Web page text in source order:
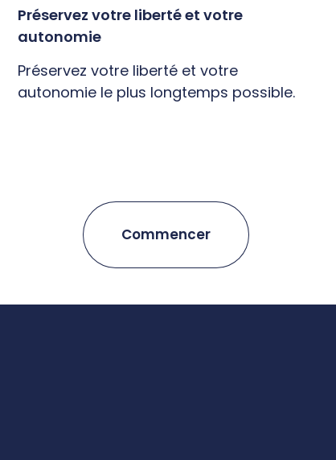
Préservez votre liberté et votre
autonomie
Préservez votre liberté et votre
autonomie le plus longtemps possible.
Commencer